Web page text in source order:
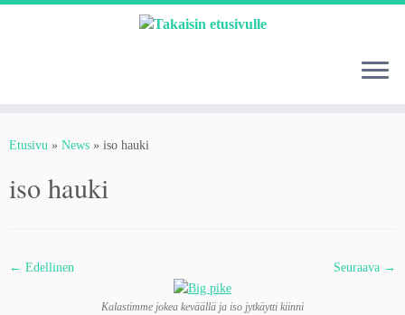
Skip
Etusivu » News » iso hauki
iso hauki
← Edellinen Seuraava →
Kalastimme jokea keväällä ja iso jytkäytti kiinni